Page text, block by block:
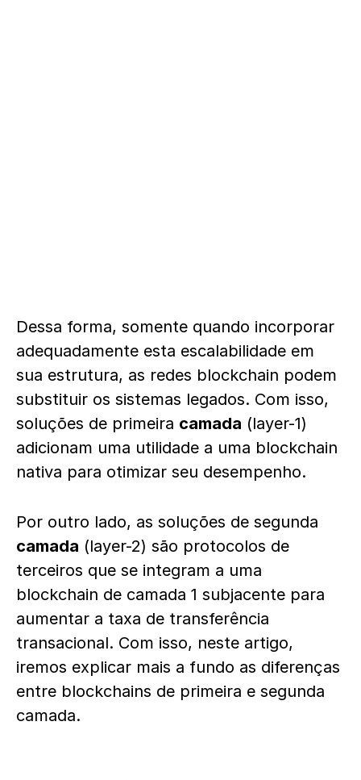
Dessa forma, somente quando incorporar
adequadamente esta escalabilidade em
sua estrutura, as redes blockchain podem
substituir os sistemas legados. Com isso,
soluções de primeira camada (layer-1)
adicionam uma utilidade a uma blockchain
nativa para otimizar seu desempenho.
Por outro lado, as soluções de segunda
camada (layer-2) são protocolos de
terceiros que se integram a uma
blockchain de camada 1 subjacente para
aumentar a taxa de transferência
transacional. Com isso, neste artigo,
iremos explicar mais a fundo as diferenças
entre blockchains de primeira e segunda
camada.